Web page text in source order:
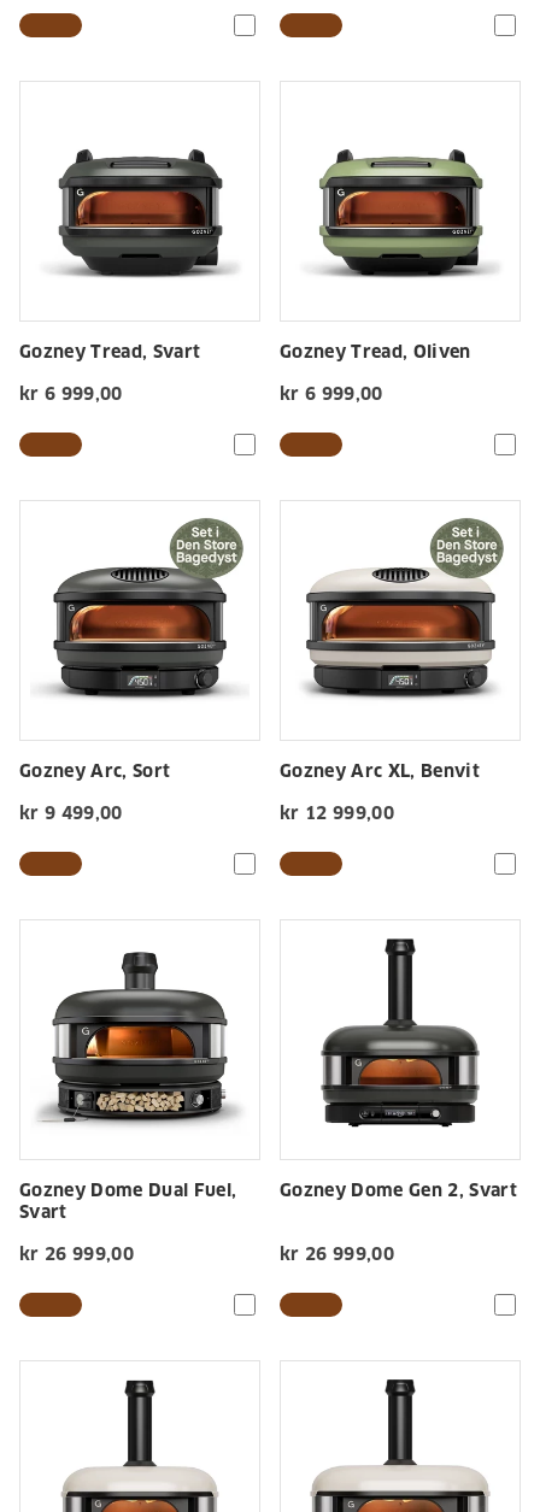
Gozney Tread, Svart
kr 6 999,00
Gozney Tread, Oliven
kr 6 999,00
Gozney Arc, Sort
kr 9 499,00
Gozney Arc XL, Benvit
kr 12 999,00
Gozney Dome Dual Fuel,
Svart
kr 26 999,00
Gozney Dome Gen 2, Svart
kr 26 999,00